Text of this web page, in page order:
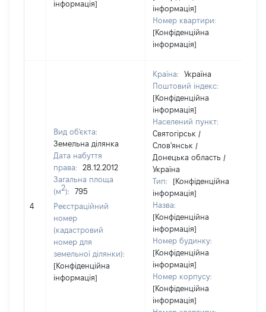
інформація]
інформація]
Номер квартири:
[Конфіденційна
інформація]
4
Вид об'єкта:
Земельна ділянка
Дата набуття
права:
28.12.2012
Загальна площа
(м2):
795
Реєстраційний
номер
(кадастровий
номер для
земельної ділянки):
[Конфіденційна
інформація]
Країна:
Україна
Поштовий індекс:
[Конфіденційна
інформація]
Населений пункт:
Святогірськ /
Слов'янськ /
Донецька область /
Україна
Тип:
[Конфіденційна
інформація]
Назва:
[Конфіденційна
інформація]
Номер будинку:
[Конфіденційна
інформація]
Номер корпусу:
[Конфіденційна
інформація]